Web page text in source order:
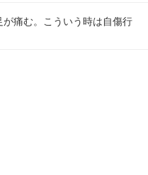
痛む。こういう時は自傷行